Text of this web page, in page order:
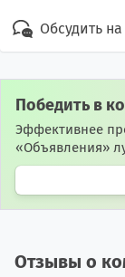
Обсудить
Победить в
Эффективнее
«Объявления»
Отзывы о